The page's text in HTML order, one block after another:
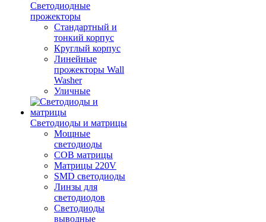
Светодиодные
прожекторы
Стандартный и
тонкий корпус
Круглый корпус
Линейные
прожекторы Wall
Washer
Уличные
Светодиоды и матрицы
Мощные
светодиоды
COB матрицы
Матрицы 220V
SMD светодиоды
Линзы для
светодиодов
Светодиоды
выводные